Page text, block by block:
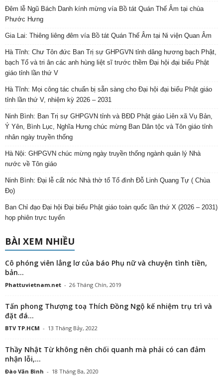
Đêm lễ Ngũ Bách Danh kính mừng vía Bồ tát Quán Thế Âm tại chùa
Phước Hưng
Gia Lai: Thiêng liêng đêm vía Bồ tát Quán Thế Âm tại Ni viện Quan Âm
Hà Tĩnh: Chư Tôn đức Ban Trị sự GHPGVN tỉnh dâng hương bạch Phật,
bạch Tổ và tri ân các anh hùng liệt sĩ trước thềm Đại hội đại biểu Phật
giáo tỉnh lần thứ V
Hà Tĩnh: Mọi công tác chuẩn bị sẵn sàng cho Đại hội đại biểu Phật giáo
tỉnh lần thứ V, nhiệm kỳ 2026 – 2031
Ninh Bình: Ban Trị sự GHPGVN tỉnh và BĐD Phật giáo Liên xã Vụ Bản,
Ý Yên, Bình Lục, Nghĩa Hưng chúc mừng Ban Dân tộc và Tôn giáo tỉnh
nhân ngày truyền thống
Hà Nội: GHPGVN chúc mừng ngày truyền thống ngành quản lý Nhà
nước về Tôn giáo
Ninh Bình: Đại lễ cất nóc Nhà thờ tổ Tổ đình Đỗ Linh Quang Tự ( Chùa
Đọ)
Ban Chỉ đạo Đại hội Đại biểu Phật giáo toàn quốc lần thứ X (2026 – 2031)
họp phiên trực tuyến
BÀI XEM NHIỀU
Cô phóng viên lẳng lơ của báo Phụ nữ và chuyện tình tiền,
bản...
Phattuvietnam.net - 26 Tháng Chín, 2019
Tấn phong Thượng toạ Thích Đồng Ngộ kế nhiệm trụ trì và
đặt đá...
BTV TP.HCM - 13 Tháng Bảy, 2022
Thầy Nhật Từ không nên chối quanh mà phải có can đảm
nhận lỗi,...
Đào Văn Bình - 18 Tháng Ba, 2020